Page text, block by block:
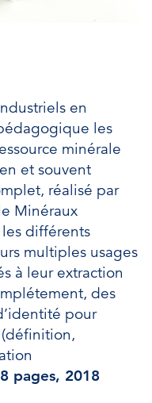
en
les
minérale
et souvent
réalisé par
Minéraux
différents
multiples usages
à leur extraction
des
pour
pages, 2018